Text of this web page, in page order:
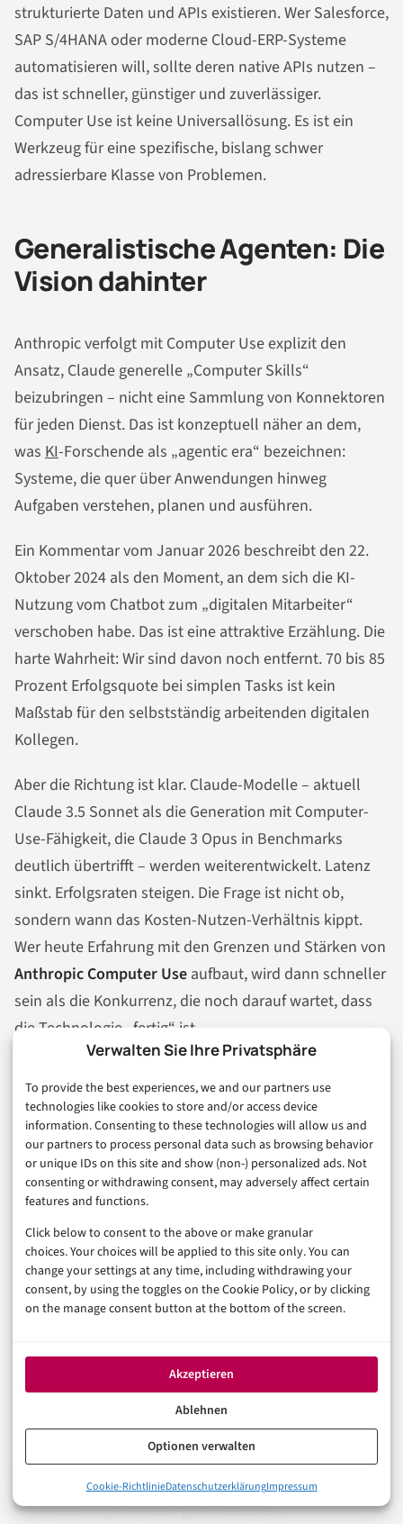
Verwalten Sie Ihre Privatsphäre
To provide the best experiences, we and our partners use
technologies like cookies to store and/or access device
information. Consenting to these technologies will allow us and
our partners to process personal data such as browsing behavior
or unique IDs on this site and show (non-) personalized ads. Not
consenting or withdrawing consent, may adversely affect certain
features and functions.
Click below to consent to the above or make granular
choices. Your choices will be applied to this site only. You can
change your settings at any time, including withdrawing your
consent, by using the toggles on the Cookie Policy, or by clicking
on the manage consent button at the bottom of the screen.
Akzeptieren
Ablehnen
Optionen verwalten
Cookie-RichtlinieDatenschutzerklärungImpressum
strukturierte Daten und APIs existieren. Wer Salesforce,
SAP S/4HANA oder moderne Cloud-ERP-Systeme
automatisieren will, sollte deren native APIs nutzen –
das ist schneller, günstiger und zuverlässiger.
Computer Use ist keine Universallösung. Es ist ein
Werkzeug für eine spezifische, bislang schwer
adressierbare Klasse von Problemen.
Generalistische Agenten: Die
Vision dahinter
Anthropic verfolgt mit Computer Use explizit den
Ansatz, Claude generelle „Computer Skills“
beizubringen – nicht eine Sammlung von Konnektoren
für jeden Dienst. Das ist konzeptuell näher an dem,
was KI-Forschende als „agentic era“ bezeichnen:
Systeme, die quer über Anwendungen hinweg
Aufgaben verstehen, planen und ausführen.
Ein Kommentar vom Januar 2026 beschreibt den 22.
Oktober 2024 als den Moment, an dem sich die KI-
Nutzung vom Chatbot zum „digitalen Mitarbeiter“
verschoben habe. Das ist eine attraktive Erzählung. Die
harte Wahrheit: Wir sind davon noch entfernt. 70 bis 85
Prozent Erfolgsquote bei simplen Tasks ist kein
Maßstab für den selbstständig arbeitenden digitalen
Kollegen.
Aber die Richtung ist klar. Claude-Modelle – aktuell
Claude 3.5 Sonnet als die Generation mit Computer-
Use-Fähigkeit, die Claude 3 Opus in Benchmarks
deutlich übertrifft – werden weiterentwickelt. Latenz
sinkt. Erfolgsraten steigen. Die Frage ist nicht ob,
sondern wann das Kosten-Nutzen-Verhältnis kippt.
Wer heute Erfahrung mit den Grenzen und Stärken von
Anthropic Computer Use aufbaut, wird dann schneller
sein als die Konkurrenz, die noch darauf wartet, dass
die Technologie „fertig“ ist.
sind dabei die kritische Engpassressource –
Unternehmen, die bereits heute Piloten aufsetzen,
bauen Vorsprung auf, den sich andere später teuer
erkaufen müssen.
Was bleibt – und was jetzt zu
tun ist
eine real einsetzbare Technologie mit klaren Stärken,
klaren Grenzen und klarem Anwendungsbereich:
Legacy-Systeme ohne API, manuelle Prozesse in
Fachverfahren, sporadische aber aufwändige
Datenoperationen in alten ERP-Masken. Genau dort,
wo RPA versagt oder nie greifen konnte.
Was Computer Use wirklich ist – und was nicht